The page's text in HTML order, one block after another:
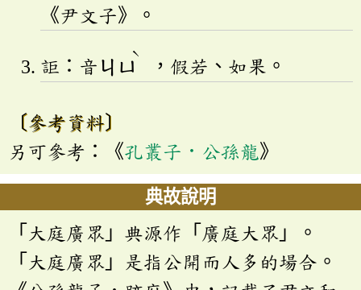
《尹文子》。
詎：音 ㄐㄩ
ˋ
，假若、如果。
〔參考資料〕
另可參考：《孔叢子．公孫龍》
典故說明
「大庭廣眾」典源作「廣庭大眾」。
「大庭廣眾」是指公開而人多的場合。